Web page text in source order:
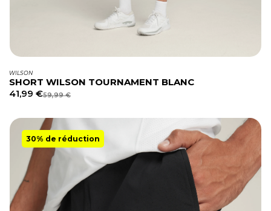
WILSON
SHORT WILSON TOURNAMENT BLANC
41,99 €59,99€
30% de réduction